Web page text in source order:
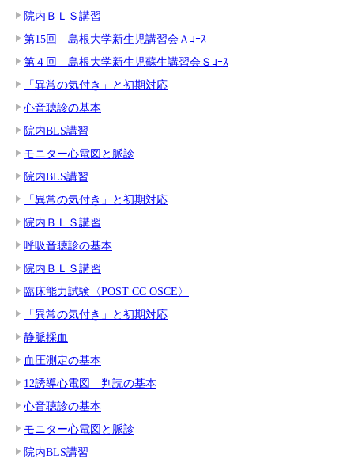
院内ＢＬＳ講習
第15回 島根大学新生児講習会Ａｺｰｽ
第４回 島根大学新生児蘇生講習会Ｓｺｰｽ
「異常の気付き」と初期対応
心音聴診の基本
院内BLS講習
モニター心電図と脈診
院内BLS講習
「異常の気付き」と初期対応
院内ＢＬＳ講習
呼吸音聴診の基本
院内ＢＬＳ講習
臨床能力試験〈POST CC OSCE〉
「異常の気付き」と初期対応
静脈採血
血圧測定の基本
12誘導心電図 判読の基本
心音聴診の基本
モニター心電図と脈診
院内BLS講習